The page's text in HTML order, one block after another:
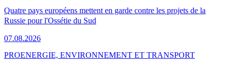
Quatre pays européens mettent en garde contre les projets de la
Russie pour l'Ossétie du Sud
07.08.2026
PROENERGIE, ENVIRONNEMENT ET TRANSPORT